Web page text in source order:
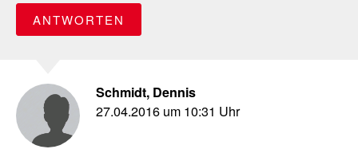
ANTWORTEN
Schmidt, Dennis
27.04.2016 um 10:31 Uhr